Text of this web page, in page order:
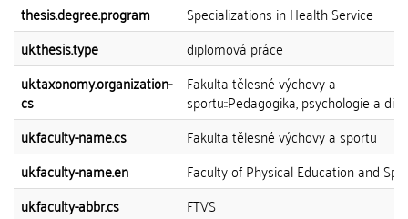
thesis.degree.program
Specializations in Health Service
uk.thesis.type
diplomová práce
uk.taxonomy.organization-
cs
Fakulta tělesné výchovy a
sportu::Pedagogika, psychologie a
uk.faculty-name.cs
Fakulta tělesné výchovy a sportu
uk.faculty-name.en
Faculty of Physical Education and
uk.faculty-abbr.cs
FTVS